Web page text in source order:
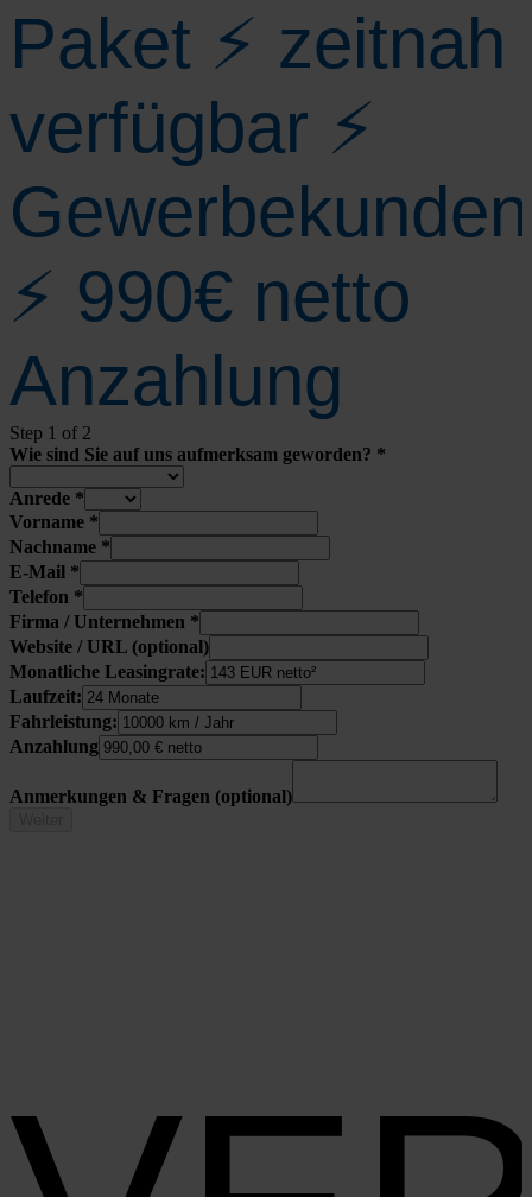
Paket ⚡ zeitnah
verfügbar ⚡
⚡ 990€ netto
Anzahlung
Step 1 of 2
Wie sind Sie auf uns auf­merk­sam gewor­den? *
Anre­de *
Vor­na­me *
Nach­na­me *
E‑Mail *
Tele­fon *
Fir­ma / Unter­neh­men *
Web­site / URL (optio­nal)
Monat­li­che Lea­sing­ra­te:
Lauf­zeit:
Fahr­leis­tung:
Anzah­lung
Anmer­kun­gen & Fra­gen (optio­nal)